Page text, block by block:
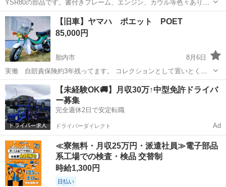
YSR80の部品です。書付きフレーム、エンジン、カウル等色々ありま
す。 リアサスはデイトナの白サスペンション入ってます。 年式の割に
はカウル類綺麗です！ゴロワーズのカウルだけでも価値あります。 値
段は相談で。 他にも部品色...
新潟 柏崎市 西山駅
【旧車】ヤマハ ポエット POET
85,000円
胎内市
8月6日
実働 自賠責保険約3年残ってます。 コレクションとして置いとくも
整備して趣味乗り、このみのデザインにレストアしてもよし。 現状販
売です。 普段年々台数が減っている旧車は付加価値として ・希少性
（もう手に入らない） ・生産終...
新潟 胎内市 スズキ
【未経験OK🚚】月収30万↑中型免許ドライバ
ー募集
完全週休2日で安定転職
ドライバーダイレクト Ad
≪寮無料・月収25万円・派遣社員≫電子部品
系工場での検査・検品 交替制
時給1,300円
日払い